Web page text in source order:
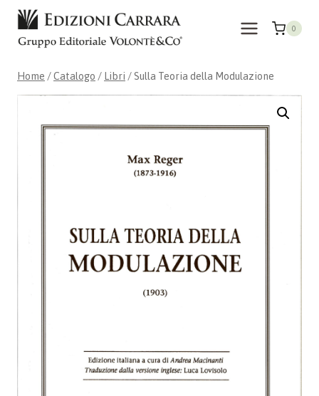
Salta
contenuto
0
Home /Catalogo / Libri / Sulla Teoria della Modulazione